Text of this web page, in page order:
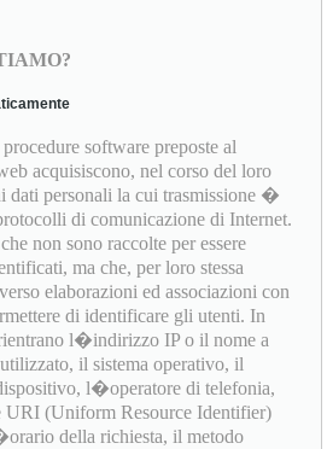
software preposte al
acquisiscono, nel corso del loro
dati personali la cui trasmissione �
di comunicazione di Internet.
non sono raccolte per essere
ma che, per loro stessa
elaborazioni ed associazioni con
di identificare gli utenti. In
l�indirizzo IP o il nome a
il sistema operativo, il
l�operatore di telefonia,
(Uniform Resource Identifier)
della richiesta, il metodo